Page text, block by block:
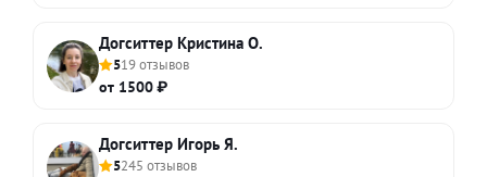
Догситтер Кристина О.
519 отзывов
от 1500 ₽
Догситтер Игорь Я.
5245 отзывов